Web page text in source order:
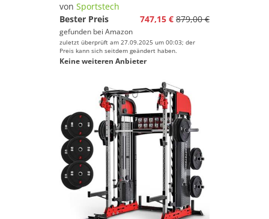
von Sportstech
Bester Preis
747,15 € 879,00 €
gefunden bei Amazon
zuletzt überprüft am 27.09.2025 um 00:03; der
Preis kann sich seitdem geändert haben.
Keine weiteren Anbieter